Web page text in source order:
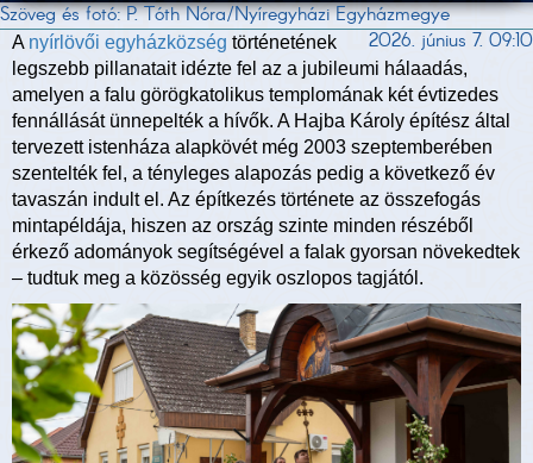
Szöveg és fotó: P. Tóth Nóra/Nyíregyházi Egyházmegye
2026. június 7. 09:10
A nyírlövői egyházközség történetének
legszebb pillanatait idézte fel az a jubileumi hálaadás,
amelyen a falu görögkatolikus templomának két évtizedes
fennállását ünnepelték a hívők. A Hajba Károly építész által
tervezett istenháza alapkövét még 2003 szeptemberében
szentelték fel, a tényleges alapozás pedig a következő év
tavaszán indult el. Az építkezés története az összefogás
mintapéldája, hiszen az ország szinte minden részéből
érkező adományok segítségével a falak gyorsan növekedtek
– tudtuk meg a közösség egyik oszlopos tagjától.